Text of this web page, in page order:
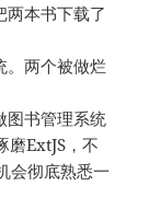
两本书下载了
。两个被做烂
图书管理系统
磨ExtJS，不
会彻底熟悉一